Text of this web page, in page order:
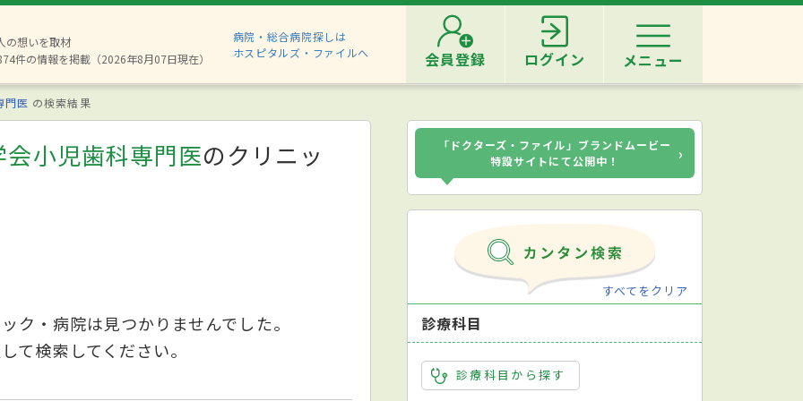
の想いを取材
件の情報を掲載（2026年8月07日現在）
病院・総合病院探しは
ホスピタルズ・ファイルへ
会員登録 ログイン メニュー
門医 の検索結果
小児歯科専門医のクリニッ
ク・病院は見つかりませんでした。
て検索してください。
「ドクターズ・ファイル」ブランドムービー
特設サイトにて公開中！
›
すべてをクリア
診療科目
診療科目から探す